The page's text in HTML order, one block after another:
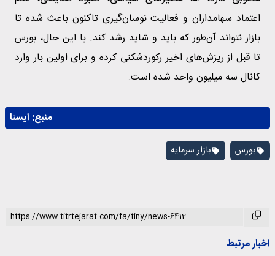
اعتماد سهامداران و فعالیت نوسان‌گیری تاکنون باعث شده تا
بازار نتواند آن‌طور که باید و شاید رشد کند. با این حال، بورس
تا قبل از ریزش‌های اخیر رکوردشکنی کرده و برای اولین بار وارد
کانال سه میلیون واحد شده است.
منبع: ايسنا
بورس بازار سرمایه
اخبار مرتبط